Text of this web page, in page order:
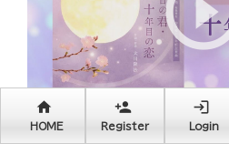
arrow_circle_right 『十年目の君・十年目の恋』（作詞・
home
HOME
person_add
Register
login
Login